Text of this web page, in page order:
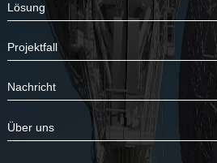
Lösung
Projektfall
Nachricht
Über uns